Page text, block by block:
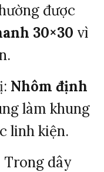
được
30×30 vì
Nhôm định
làm khung
linh kiện.
Trong dây